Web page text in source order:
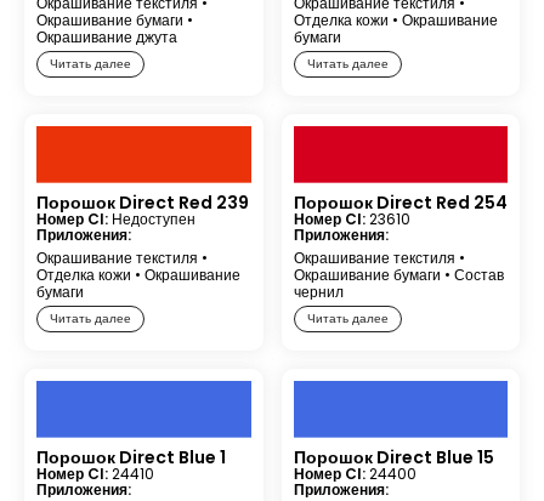
Окрашивание бумаги •
Окрашивание джута
Читать далее
Отделка кожи • Окрашивание
бумаги
Читать далее
Порошок Direct Red 239
Номер CI: Недоступен
Приложения:
Окрашивание текстиля •
Отделка кожи • Окрашивание
бумаги
Читать далее
Порошок Direct Red 254
Номер CI:23610
Приложения:
Окрашивание текстиля •
Окрашивание бумаги • Состав
чернил
Читать далее
Порошок Direct Blue 1
Номер CI:24410
Приложения:
Порошок Direct Blue 15
Номер CI:24400
Приложения: